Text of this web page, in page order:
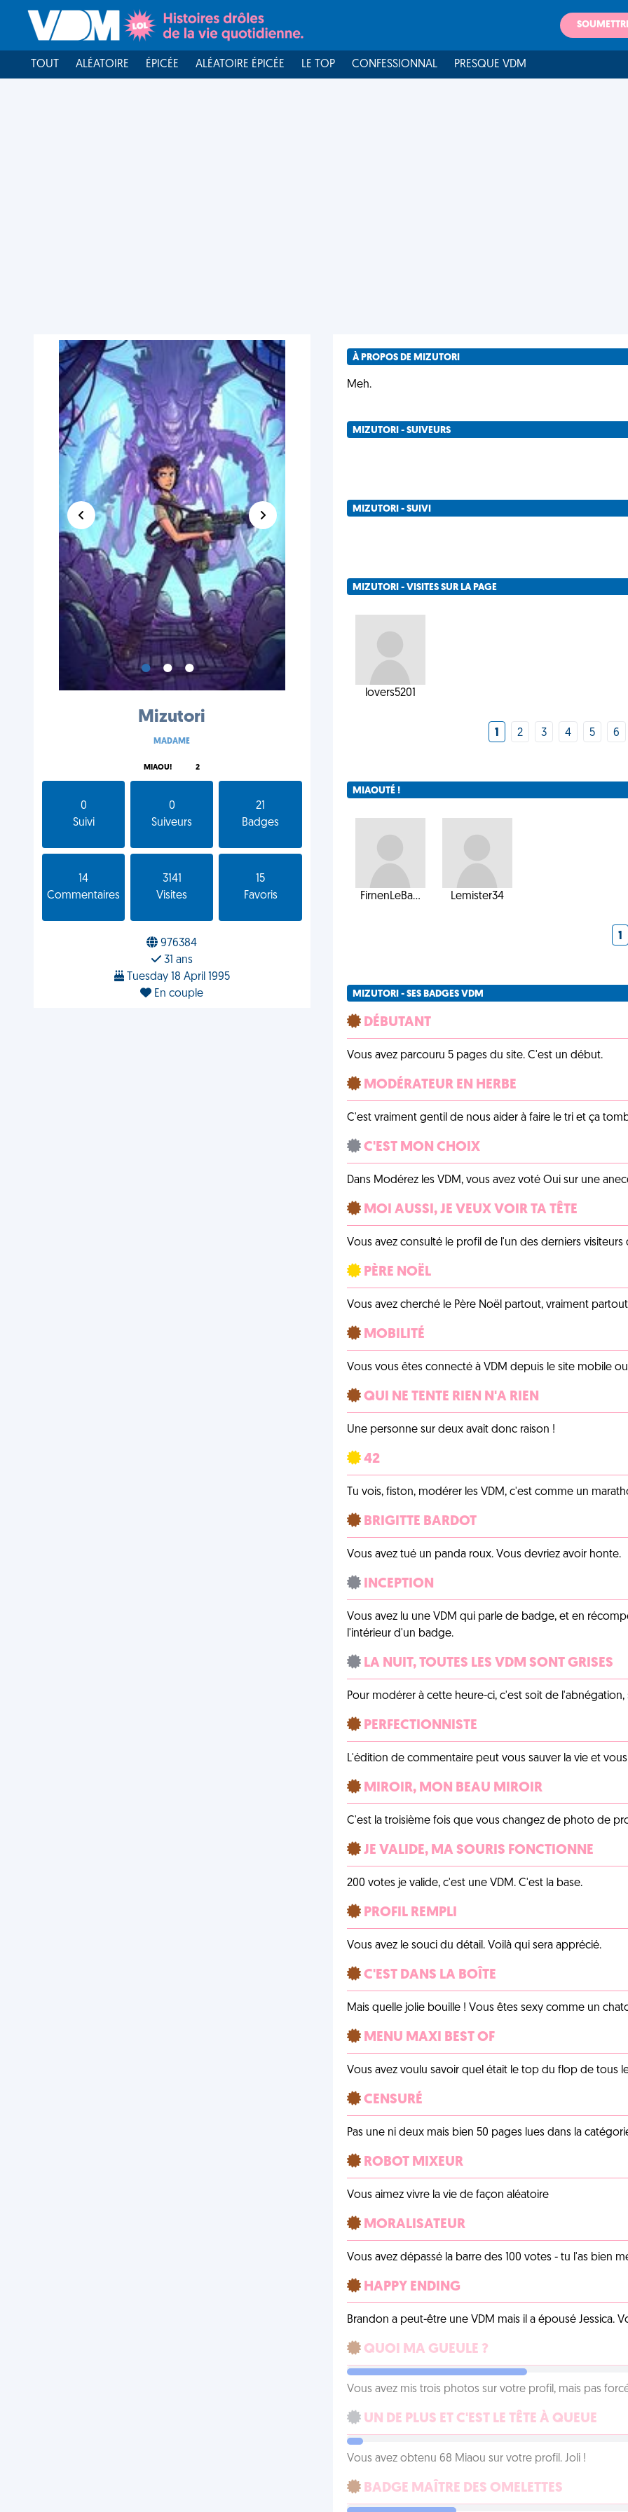
TOUT ALÉATOIRE ÉPICÉE ALÉATOIRE ÉPICÉE LE TOP CONFESSIONNAL PRESQUE VDM
• • •
Mizutori
MADAME
MIAOU! 2
0
Suivi
0
Suiveurs
21
Badges
14
Commentaires
3141
Visites
15
Favoris
976384
31 ans
Tuesday 18 April 1995
En couple
À PROPOS DE MIZUTORI
Meh.
MIZUTORI - SUIVEURS
MIZUTORI - SUIVI
MIZUTORI - VISITES SUR LA PAGE
lovers5201
1 2 3 4 5 6
MIAOUTÉ !
FirnenLeBa... Lemister34
1
MIZUTORI - SES BADGES VDM
DÉBUTANT
Vous avez parcouru 5 pages du site. C'est un début.
MODÉRATEUR EN HERBE
C'est vraiment gentil de nous aider à faire le tri et ça
C'EST MON CHOIX
Dans Modérez les VDM, vous avez voté Oui sur une
MOI AUSSI, JE VEUX VOIR TA TÊTE
Vous avez consulté le profil de l'un des derniers
PÈRE NOËL
Vous avez cherché le Père Noël partout, vraiment
MOBILITÉ
Vous vous êtes connecté à VDM depuis le site mobile
QUI NE TENTE RIEN N'A RIEN
Une personne sur deux avait donc raison !
42
Tu vois, fiston, modérer les VDM, c'est comme un
BRIGITTE BARDOT
Vous avez tué un panda roux. Vous devriez avoir honte.
INCEPTION
Vous avez lu une VDM qui parle de badge, et en
l'intérieur d'un badge.
LA NUIT, TOUTES LES VDM SONT GRISES
Pour modérer à cette heure-ci, c'est soit de
PERFECTIONNISTE
L'édition de commentaire peut vous sauver la vie et
MIROIR, MON BEAU MIROIR
C'est la troisième fois que vous changez de photo de
JE VALIDE, MA SOURIS FONCTIONNE
200 votes je valide, c'est une VDM. C'est la base.
PROFIL REMPLI
Vous avez le souci du détail. Voilà qui sera apprécié.
C'EST DANS LA BOÎTE
Mais quelle jolie bouille ! Vous êtes sexy comme un
MENU MAXI BEST OF
Vous avez voulu savoir quel était le top du flop de tous
CENSURÉ
Pas une ni deux mais bien 50 pages lues dans la
ROBOT MIXEUR
Vous aimez vivre la vie de façon aléatoire
MORALISATEUR
Vous avez dépassé la barre des 100 votes - tu l'as bien
HAPPY ENDING
Brandon a peut-être une VDM mais il a épousé Jessica.
QUOI MA GUEULE ?
Vous avez mis trois photos sur votre profil, mais pas
UN DE PLUS ET C'EST LE TÊTE À QUEUE
Vous avez obtenu 68 Miaou sur votre profil. Joli !
BADGE MAÎTRE DES OMELETTES